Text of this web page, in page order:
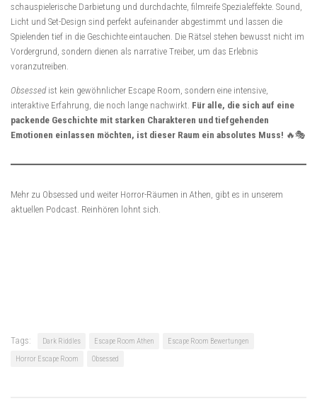
schauspielerische Darbietung und durchdachte, filmreife Spezialeffekte. Sound,
Licht und Set-Design sind perfekt aufeinander abgestimmt und lassen die
Spielenden tief in die Geschichte eintauchen. Die Rätsel stehen bewusst nicht im
Vordergrund, sondern dienen als narrative Treiber, um das Erlebnis
voranzutreiben.
Obsessedist kein gewöhnlicher Escape Room, sondern eine intensive,
interaktive Erfahrung, die noch lange nachwirkt. Für alle, die sich auf eine
packende Geschichte mit starken Charakteren und tiefgehenden
Emotionen einlassen möchten, ist dieser Raum ein absolutes Muss! 🔥🎭
Mehr zu Obsessed und weiter Horror-Räumen in Athen, gibt es in unserem
aktuellen Podcast. Reinhören lohnt sich.
Tags: Dark Riddles Escape Room Athen
Escape Room Bewertungen
Horror Escape Room
Obsessed